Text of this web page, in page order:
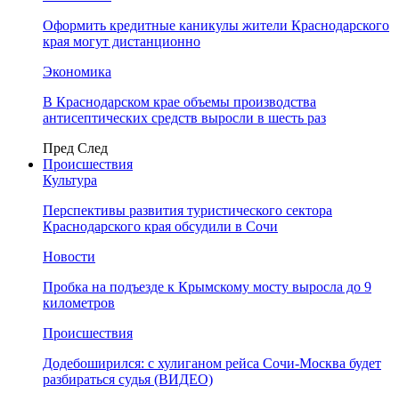
Оформить кредитные каникулы жители Краснодарского
края могут дистанционно
Экономика
В Краснодарском крае объемы производства
антисептических средств выросли в шесть раз
Пред След
Происшествия
Культура
Перспективы развития туристического сектора
Краснодарского края обсудили в Сочи
Новости
Пробка на подъезде к Крымскому мосту выросла до 9
километров
Происшествия
Додебоширился: с хулиганом рейса Сочи-Москва будет
разбираться судья (ВИДЕО)